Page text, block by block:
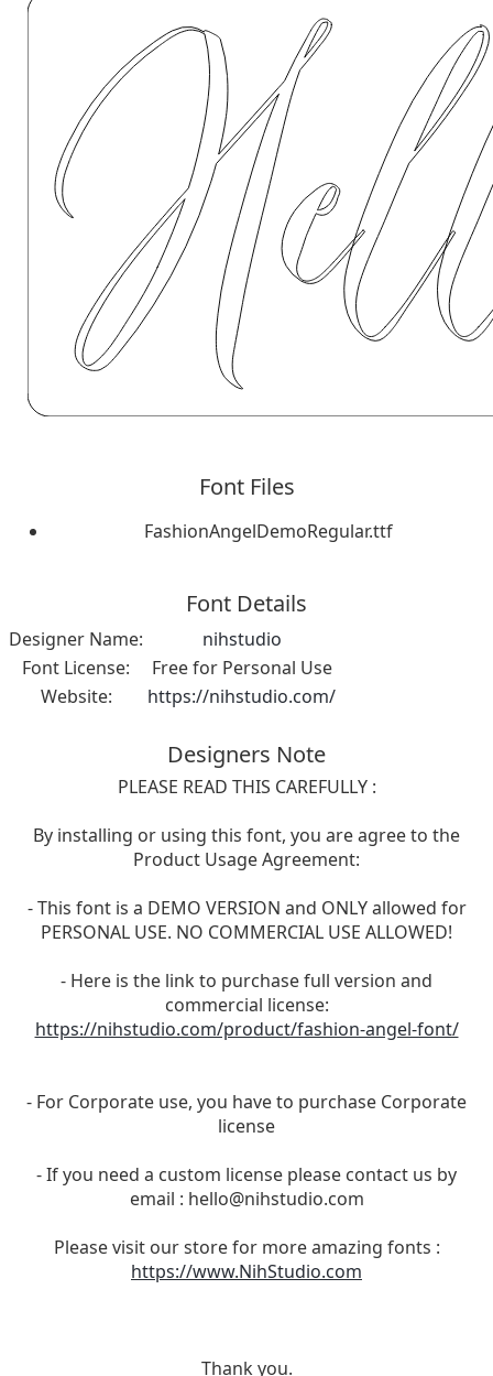
Font Files
FashionAngelDemoRegular.ttf
Font Details
Designer Name:
nihstudio
Font License:
Free for Personal Use
Website:
https://nihstudio.com/
Designers Note
PLEASE READ THIS CAREFULLY :
By installing or using this font, you are agree to the
Product Usage Agreement:
- This font is a DEMO VERSION and ONLY allowed for
PERSONAL USE. NO COMMERCIAL USE ALLOWED!
- Here is the link to purchase full version and
commercial license:
https://nihstudio.com/product/fashion-angel-font/
- For Corporate use, you have to purchase Corporate
license
- If you need a custom license please contact us by
email : hello@nihstudio.com
Please visit our store for more amazing fonts :
https://www.NihStudio.com
Thank you.